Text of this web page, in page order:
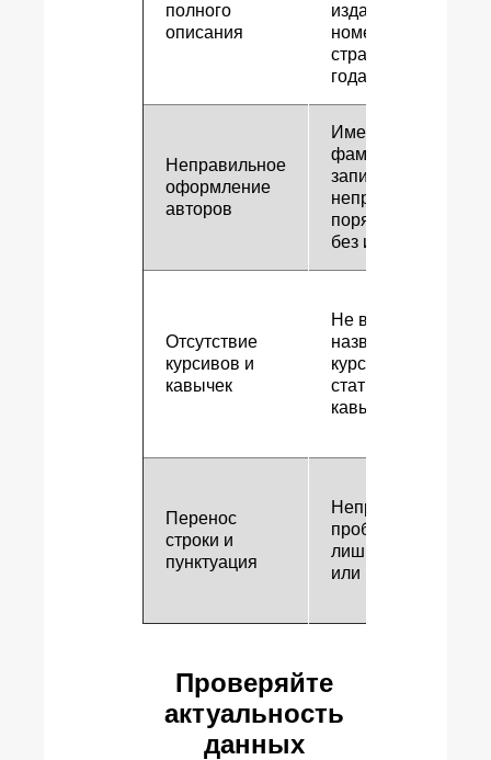
полного
описания
издания,
номера
страницы или
года
Неправильное
оформление
авторов
Имена и
фамилии
записаны в
неправильном
порядке или
без инициалов
Отсутствие
курсивов и
кавычек
Не выделяют
название книг
курсивом или
статьи –
кавычками
Перенос
строки и
пунктуация
Неправильные
пробелы,
лишние точки
или пропуски
Проверяйте
актуальность
данных